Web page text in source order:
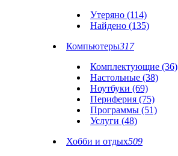
Утеряно (114)
Найдено (135)
Компьютеры317
Комплектующие (36)
Настольные (38)
Ноутбуки (69)
Периферия (75)
Программы (51)
Услуги (48)
Хобби и отдых509